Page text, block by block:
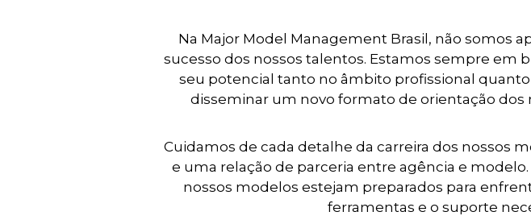
Na Major Model Management Brasil, não somos
sucesso dos nossos talentos. Estamos sempre em
seu potencial tanto no âmbito profissional quanto
disseminar um novo formato de orientação dos
Cuidamos de cada detalhe da carreira dos nossos
e uma relação de parceria entre agência e
nossos modelos estejam preparados para
ferramentas e o suporte